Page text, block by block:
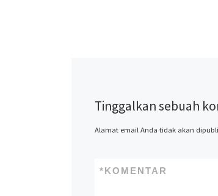
Tinggalkan sebuah
Alamat email Anda tidak akan
KOMENTAR
*